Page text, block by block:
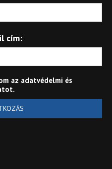
cím:
az adatvédelmi és
.